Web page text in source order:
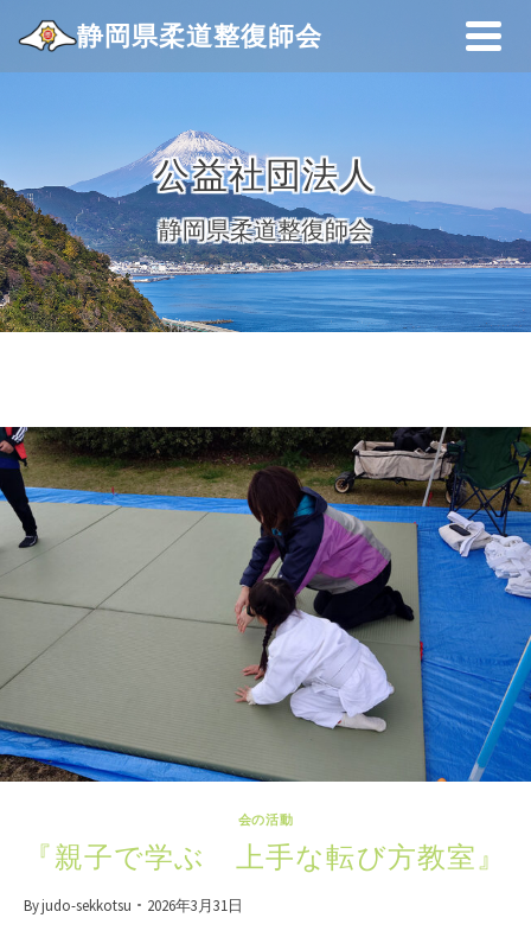
静岡県柔道整復師会
公益社団法人
静岡県柔道整復師会
会の活動
『親子で学ぶ 上手な転び方教室』
Byjudo-sekkotsu 2026年3月31日